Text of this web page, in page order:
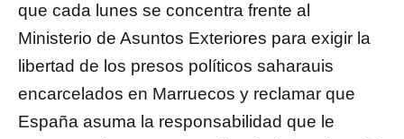
que cada lunes se concentra frente al
Ministerio de Asuntos Exteriores para exigir la
libertad de los presos políticos saharauis
encarcelados en Marruecos y reclamar que
España asuma la responsabilidad que le